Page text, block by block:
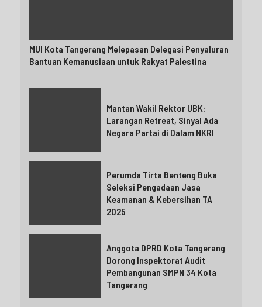
MUI Kota Tangerang Melepasan Delegasi Penyaluran
Bantuan Kemanusiaan untuk Rakyat Palestina
Mantan Wakil Rektor UBK:
Larangan Retreat, Sinyal Ada
Negara Partai di Dalam NKRI
Perumda Tirta Benteng Buka
Seleksi Pengadaan Jasa
Keamanan & Kebersihan TA
2025
Anggota DPRD Kota Tangerang
Dorong Inspektorat Audit
Pembangunan SMPN 34 Kota
Tangerang